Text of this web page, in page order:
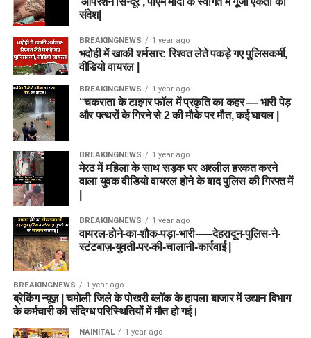
संदेश|
BREAKINGNEWS 1 year ago
भदोही में खाकी शर्मसार: रिश्वत लेते पकड़े गए पुलिसकर्मी,
वीडियो वायरल |
BREAKINGNEWS 1 year ago
“चकराता के टाइगर फॉल में प्रकृति का कहर — भारी पेड़
और पत्थरों के गिरने से 2 की मौके पर मौत, कई घायल |
BREAKINGNEWS 1 year ago
मेरठ में महिला के साथ सड़क पर अश्लील हरकत करने
वाला युवक वीडियो वायरल होने के बाद पुलिस की गिरफ्त में
BREAKINGNEWS 1 year ago
वायरल-होने-का-शौक-पड़ा-भारी-—-देहरादून-पुलिस-ने-
स्टंटबाज़-युवती-पर-की-चालानी-कार्रवाई |
BREAKINGNEWS 1 year ago
ब्रेकिंग न्यूज़ | चमोली जिले के पोखरी ब्लॉक के हापला बाजार में उद्यान विभाग
के कर्मचारी की संदिग्ध परिस्थितियों में मौत हो गई।
NAINITAL 1 year ago